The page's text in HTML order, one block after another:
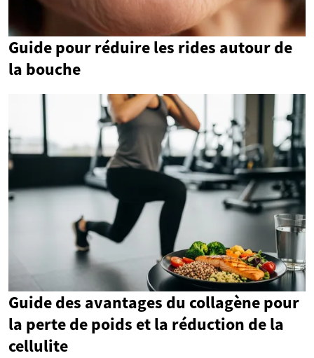
Guide pour réduire les rides autour de
la bouche
Guide des avantages du collagène pour
la perte de poids et la réduction de la
cellulite